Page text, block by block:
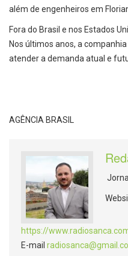
além de engenheiros em
Fora do Brasil e nos Estados
Nos últimos anos, a
atender a demanda atual e
AGÊNCIA BRASIL
https://
E-mail